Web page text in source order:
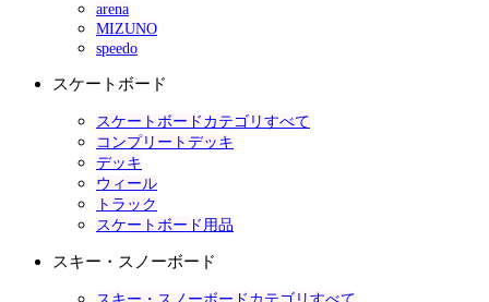
arena
MIZUNO
speedo
スケートボード
スケートボードカテゴリすべて
コンプリートデッキ
デッキ
ウィール
トラック
スケートボード用品
スキー・スノーボード